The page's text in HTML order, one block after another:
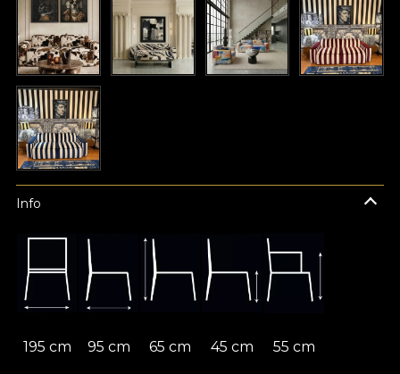
Info
195 cm 95 cm 65 cm 45 cm 55 cm